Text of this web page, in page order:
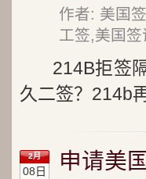
作者: 美国
工签,美国
214B拒签
久二签？214b
2月
08日 申请美